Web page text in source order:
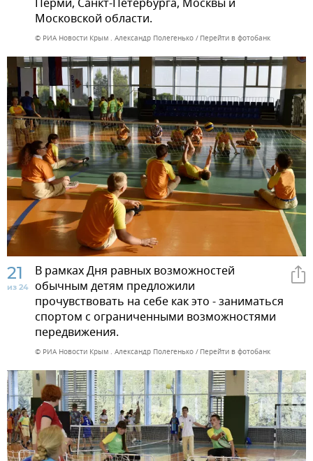
Московской области.
© РИА Новости Крым . Александр Полегенько Перейти в фотобанк
21
из 24
В рамках Дня равных возможностей
обычным детям предложили
прочувствовать на себе как это - заниматься
спортом с ограниченными возможностями
передвижения.
© РИА Новости Крым . Александр Полегенько Перейти в фотобанк